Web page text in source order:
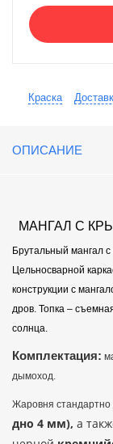
Краска
ОПИСАНИЕ
МАНГАЛ С
Брутальный мангал
Цельносварной
конструкции с
дров. Топка –
солнца.
Комплектация:
дымоход.
Жаровня стандартно
дно 4 мм), а